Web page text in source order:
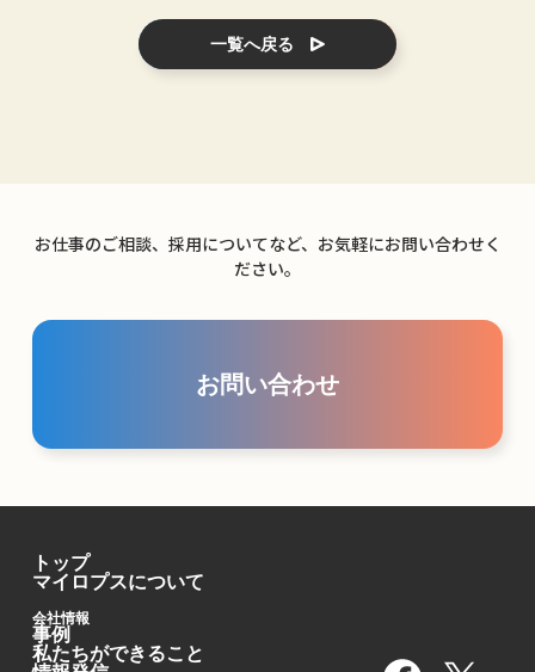
一覧へ戻る
お仕事のご相談、採用についてなど、お気軽にお問い合わせく
ださい。
お問い合わせ
トップ
マイロプスについて
会社情報
事例
私たちができること